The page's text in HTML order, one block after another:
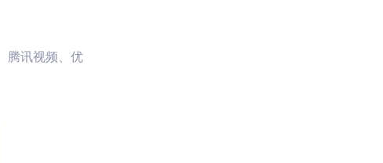
腾讯视频、优